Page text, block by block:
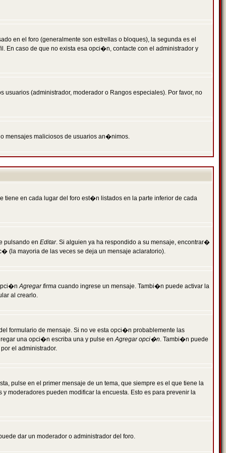
en el foro (generalmente son estrellas o bloques), la segunda es el
En caso de que no exista esa opci�n, contacte con el administrador y
(administrador, moderador o Rangos especiales). Por favor, no
mensajes maliciosos de usuarios an�nimos.
en cada lugar del foro est�n listados en la parte inferior de cada
pulsando en Editar. Si alguien ya ha respondido a su mensaje, encontrar�
(la mayoria de las veces se deja un mensaje aclaratorio).
Agregar firma cuando ingrese un mensaje. Tambi�n puede activar la
al crearlo.
formulario de mensaje. Si no ve esta opci�n probablemente las
una opci�n escriba una y pulse enAgregar opci�n. Tambi�n puede
el administrador.
pulse en el primer mensaje de un tema, que siempre es el que tiene la
moderadores pueden modificar la encuesta. Esto es para prevenir la
dar un moderador o administrador del foro.